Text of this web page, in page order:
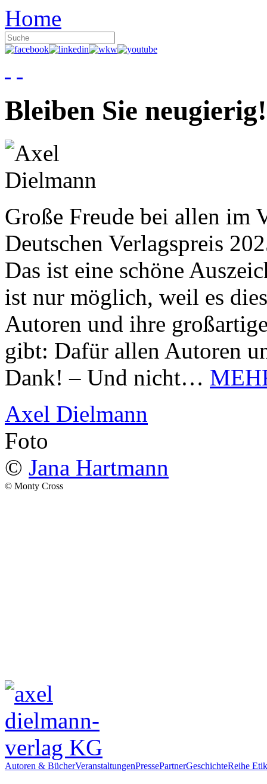
Home
Bleiben Sie neugierig!
Große Freude bei allen im
Deutschen Verlagspreis
Das ist eine schöne
ist nur möglich, weil es
Autoren und ihre
gibt: Dafür allen Autoren
Dank! – Und nicht…
Axel Dielmann
Foto
© Jana Hartmann
© Monty Cross
Autoren & BücherVeranstaltungenPressePartnerGeschichteReihe